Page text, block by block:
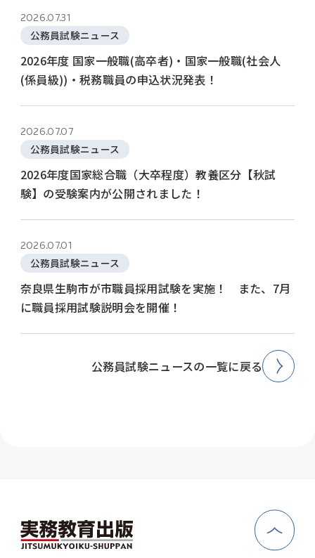
2026.07.31
公務員試験ニュース
2026年度 国家一般職(高卒者)・国家一般職(社会人
(係員級))・税務職員の申込状況発表！
2026.07.07
公務員試験ニュース
2026年度国家総合職（大卒程度）教養区分【秋試
験】の受験案内が公開されました！
2026.07.01
公務員試験ニュース
奈良県生駒市が市職員採用試験を実施！ また、7月
に職員採用試験説明会を開催！
公務員試験ニュースの一覧に戻る